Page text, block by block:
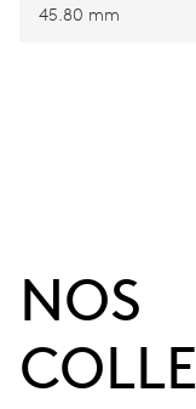
45.80 mm
NOS